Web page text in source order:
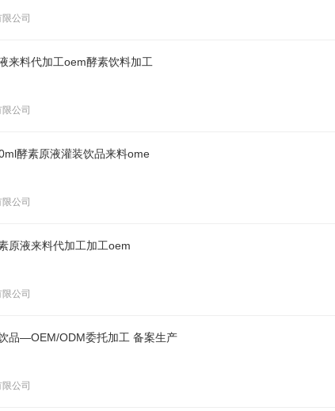
公司
来料代加工oem酵素饮料加工
公司
酵素原液灌装饮品来料ome
公司
原液来料代加工加工oem
公司
品—OEM/ODM委托加工 备案生产
公司